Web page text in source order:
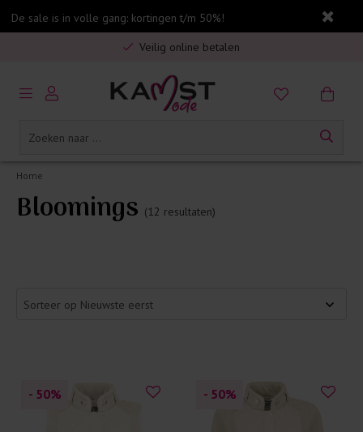
De sale is in volle gang: kortingen t/m 50%!
Gratis verzending in Nederland vanaf €75,-
Veilig online betalen
5% spaarbonus op jouw aankoop
Gratis verzending in Nederland vanaf €75,-
Home
Bloomings (12 resultaten)
- 50% - 50%